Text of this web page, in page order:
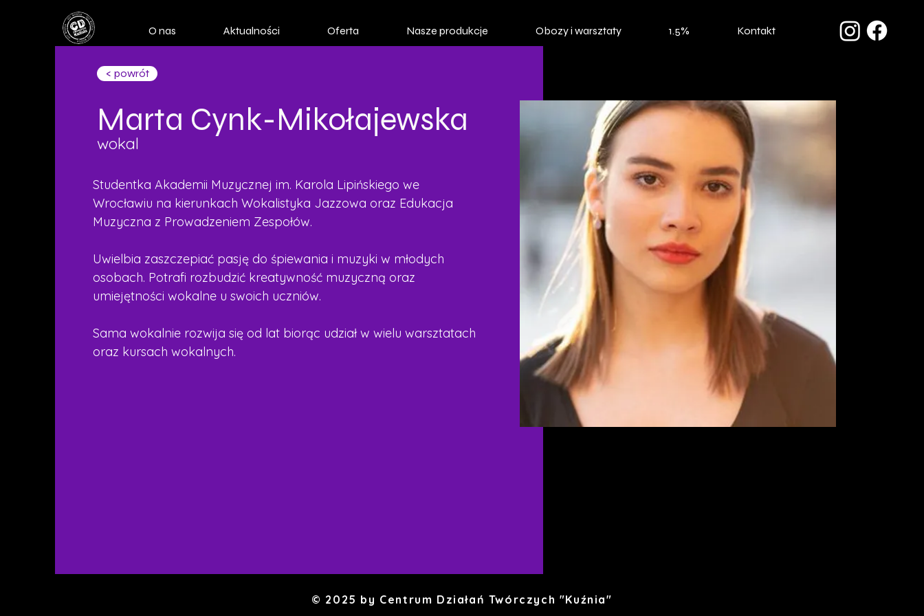
O nas Aktualności Oferta Nasze produkcje Obozy i warsztaty 1.5% Kontakt
< powrót
Marta Cynk-Mikołajewska
wokal
Studentka Akademii Muzycznej im. Karola Lipińskiego we
Wrocławiu na kierunkach Wokalistyka Jazzowa oraz Edukacja
Muzyczna z Prowadzeniem Zespołów.
Uwielbia zaszczepiać pasję do śpiewania i muzyki w młodych
osobach. Potrafi rozbudzić kreatywność muzyczną oraz
umiejętności wokalne u swoich uczniów.
Sama wokalnie rozwija się od lat biorąc udział w wielu warsztatach
oraz kursach wokalnych.
© 2025 by Centrum Działań Twórczych "Kuźnia"